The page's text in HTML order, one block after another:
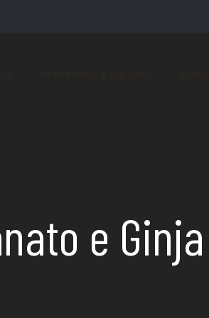
e Ginja